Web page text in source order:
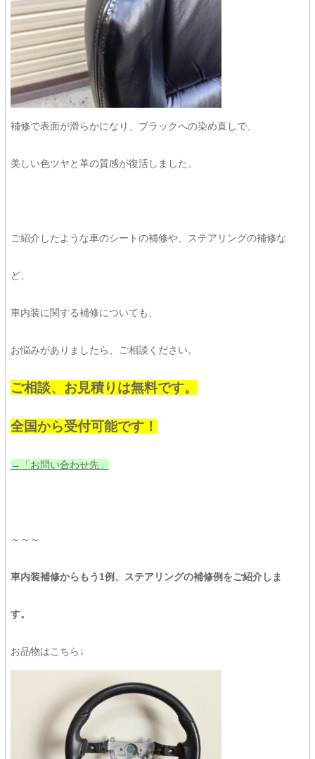
補修で表面が滑らかになり、ブラックへの染め直しで、
美しい色ツヤと革の質感が復活しました。
ご紹介したような車のシートの補修や、ステアリングの補修な
ど、
車内装に関する補修についても、
お悩みがありましたら、ご相談ください。
ご相談、お見積りは無料です。
全国から受付可能です！
→「お問い合わせ先」
～～～
車内装補修からもう1例、ステアリングの補修例をご紹介しま
す。
お品物はこちら↓